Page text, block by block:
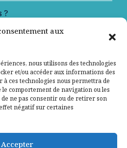
aux
nous utilisons des technologies
et/ou accéder aux informations des
ces technologies nous permettra de
comportement de navigation ou les
ne pas consentir ou de retirer son
négatif sur certaines
Accepter
?